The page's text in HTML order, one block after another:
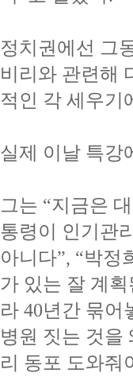
정치권에선 그
비리와 관련해
적인 각 세우기
실제 이날 특강
그는 “지금은
통령이 인기관
아니다”, “박정
가 있는 잘 계
라 40년간 묶어
병원 짓는 것을
리 동포 도와줘